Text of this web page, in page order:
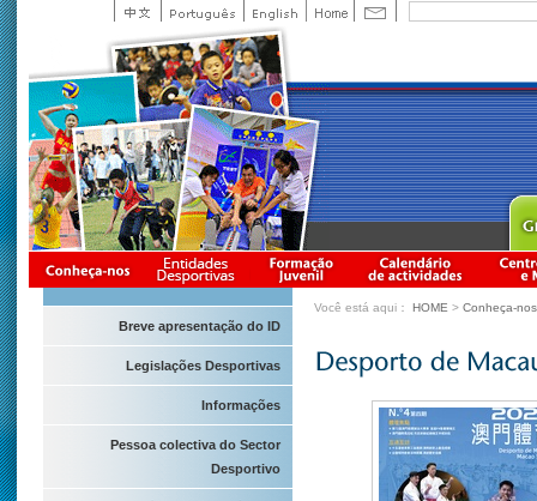
Breve apresentação do ID
Legislações Desportivas
Informações
Pessoa colectiva do Sector
Desportivo
Você está aqui： HOME > Conheça-nos